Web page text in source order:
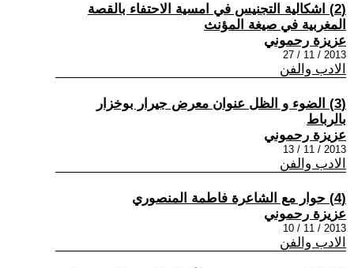
(2) اشكالية التجنيس في امسية الاحتفاء بالقصة
المغربية في صيغة المؤنث
عزيزة رحموني
2013 / 11 / 27
الادب والفن
(3) الضوء و الظل عنوان معرض جيرار بوخزار
بالرباط
عزيزة رحموني
2013 / 11 / 13
الادب والفن
(4) حوار مع الشاعرة فاطمة المنصوري
عزيزة رحموني
2013 / 11 / 10
الادب والفن